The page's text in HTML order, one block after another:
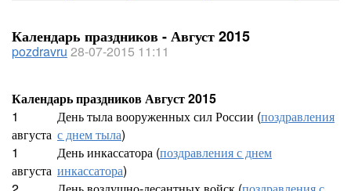
Календарь праздников - Август 2015
pozdravru 28-07-2015 11:11
Календарь праздников Август 2015
1
августа
День тыла вооруженных сил России (поздравления
с днем тыла)
1
августа
День инкассатора (поздравления с днем
инкассатора)